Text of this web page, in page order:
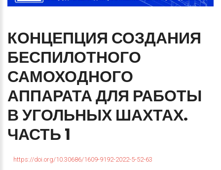
КОНЦЕПЦИЯ СОЗДАНИЯ
БЕСПИЛОТНОГО
САМОХОДНОГО
АППАРАТАДЛЯ РАБОТЫ
ВУГОЛЬНЫХ ШАХТАХ.
ЧАСТЬ 1
https://doi.org/10.30686/1609-9192-2022-5-52-63